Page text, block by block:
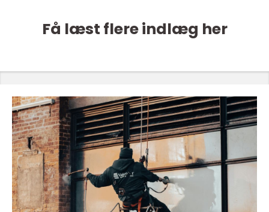
Få læst flere indlæg her